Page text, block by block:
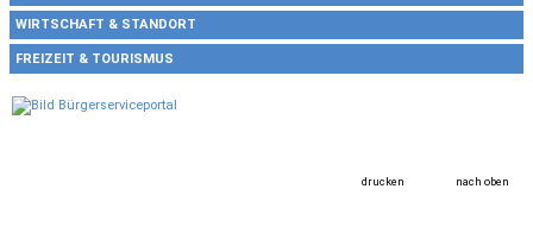
WIRTSCHAFT & STANDORT
FREIZEIT & TOURISMUS
drucken nach oben